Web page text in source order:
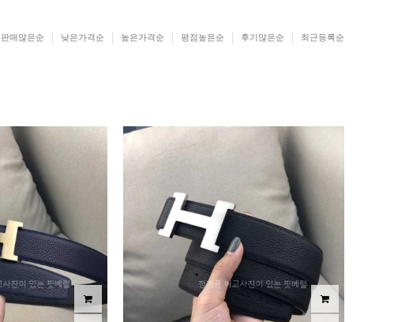
판매많은순 낮은가격순 높은가격순 평점높은순 후기많은순 최근등록순